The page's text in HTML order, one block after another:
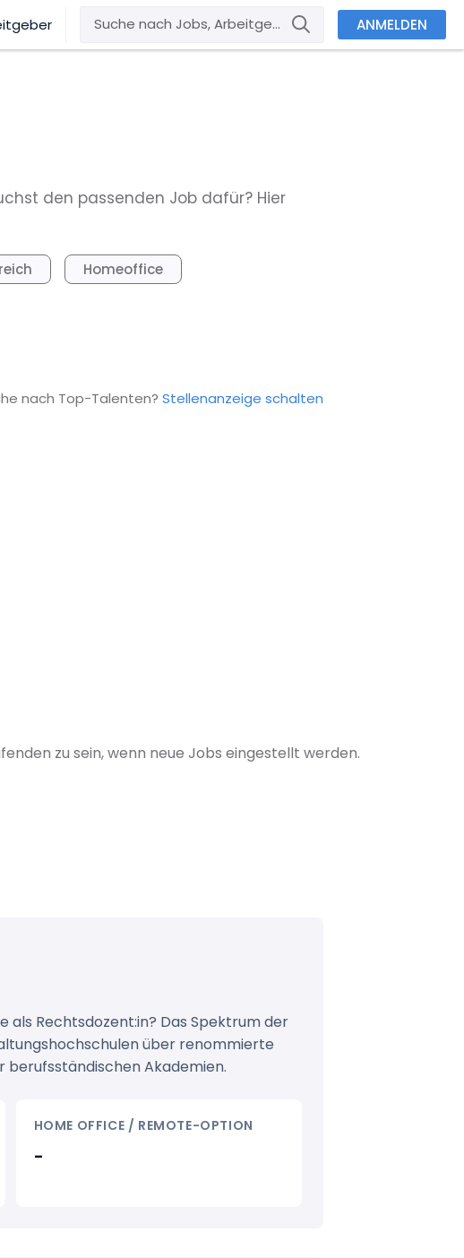
ANMELDEN
den passenden Job dafür? Hier
Homeoffice
nach Top-Talenten? Stellenanzeige schalten
zu sein, wenn neue Jobs eingestellt werden.
als Rechtsdozent:in? Das Spektrum der
über renommierte
Akademien.
HOME OFFICE / REMOTE-OPTION
-